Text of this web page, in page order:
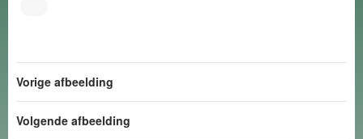
Vorige afbeelding
Volgende afbeelding